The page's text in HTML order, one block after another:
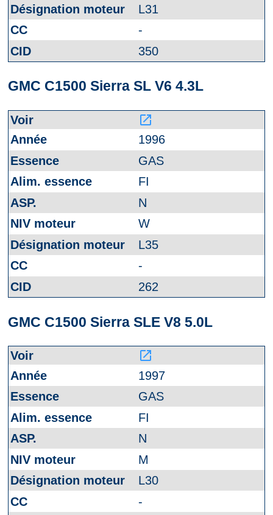
L31
-
350
GMC C1500 Sierra SL V6 4.3L
launch
1996
GAS
FI
N
W
L35
-
262
GMC C1500 Sierra SLE V8 5.0L
launch
1997
GAS
FI
N
M
L30
-